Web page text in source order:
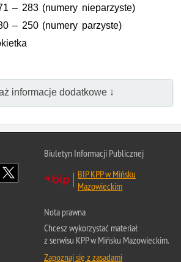
– 283 (numery nieparzyste)
– 250 (numery parzyste)
informacje dodatkowe ↓
Biuletyn Informacji Publicznej
BIP KPP w Mińsku
Mazowieckim
Nota prawna
Chcesz wykorzystać materiał
z serwisu KPP w Mińsku Mazowieckim.
Zapoznaj się z zasadami